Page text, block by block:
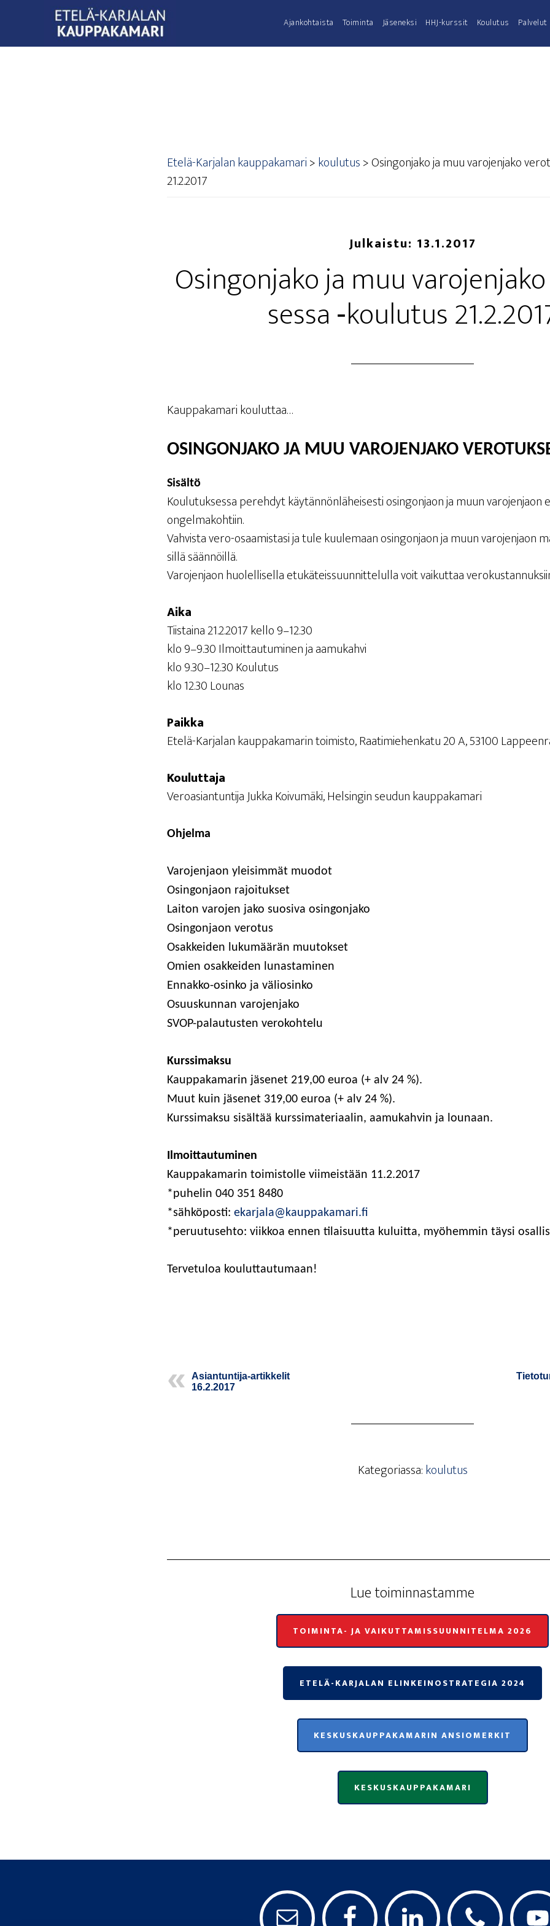
Ajan­koh­tais­ta Toi­min­ta Jäse­nek­si HHJ-kurs­­sit Kou­lu­tus Pal­ve­lut
Etelä-Karjalan kauppakamari>koulutus>Osin­gon­ja­ko ja muu varo­jen­ja­ko
21.2.2017
Julkaistu: 13.1.2017
Osin­gon­ja­ko ja muu
ses­sa ‑kou­lu­tus
Kaup­pa­ka­ma­ri kouluttaa…
OSIN­GON­JA­KO JA MUU VARO­JEN­JA­KO
Sisäl­tö
Kou­lu­tuk­ses­sa pereh­dyt käy­tän­nön­lä­hei­ses­ti osin­gon­jaon ja muun varo­jen­jaon
ongelmakohtiin.
Vah­vis­ta vero-osaa­mis­ta­si ja tule kuu­le­maan osin­gon­jaon ja muun varo­jen­jaon
sil­lä säännöillä.
Varo­jen­jaon huo­lel­li­sel­la etu­kä­teis­suun­nit­te­lul­la voit vai­kut­taa
Aika
Tiis­tai­na 21.2.2017 kel­lo 9–12.30
klo 9–9.30 Ilmoit­tau­tu­mi­nen ja aamukahvi
klo 9.30–12.30 Koulutus
klo 12.30 Lounas
Paik­ka
Ete­lä-Kar­ja­lan kaup­pa­ka­ma­rin toi­mis­to, Raa­ti­mie­hen­ka­tu 20 A, 53100
Kou­lut­ta­ja
Vero­asian­tun­ti­ja Juk­ka Koi­vu­mä­ki, Hel­sin­gin seu­dun kauppakamari
Ohjel­ma
Varo­jen­jaon ylei­sim­mät muodot
Osin­gon­jaon rajoitukset
Lai­ton varo­jen jako suo­si­va osingonjako
Osin­gon­jaon verotus
Osak­kei­den luku­mää­rän muutokset
Omien osak­kei­den lunastaminen
Ennak­ko-osin­ko ja väliosinko
Osuus­kun­nan varojenjako
SVOP-palau­tus­ten verokohtelu
Kurs­si­mak­su
Kaup­pa­ka­ma­rin jäse­net 219,00 euroa (+ alv 24 %).
Muut kuin jäse­net 319,00 euroa (+ alv 24 %).
Kurs­si­mak­su sisäl­tää kurs­si­ma­te­ri­aa­lin, aamu­kah­vin ja lounaan.
Ilmoit­tau­tu­mi­nen
Kaup­pa­ka­ma­rin toi­mis­tol­le vii­meis­tään 11.2.2017
*puhe­lin 040 351 8480
*säh­kö­pos­ti: ekarjala@kauppakamari.fi
*peruu­tuseh­to: viik­koa ennen tilai­suut­ta kuluit­ta, myö­hem­min täy­si
Ter­ve­tu­loa kouluttautumaan!
Asian­tun­ti­ja-artik­ke­lit
16.2.2017
Kategoriassa:koulutus
Lue toi­min­nas­tam­me
TOIMINTA- JA VAIKUTTAMISSUUNNITELMA 2026
ETELÄ-KARJALAN ELINKEINOSTRATEGIA 2024
KESKUSKAUPPAKAMARIN ANSIOMERKIT
KESKUSKAUPPAKAMARI